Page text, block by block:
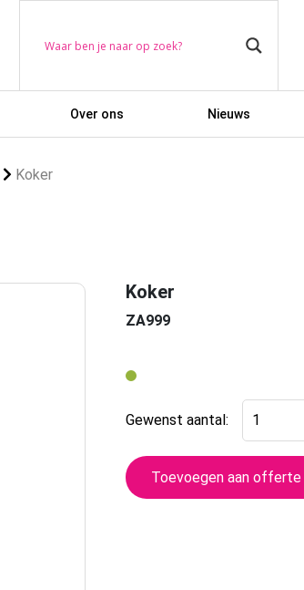
Over ons Nieuws
Koker
Koker
ZA999
Gewenst aantal:
aantal
Toevoegen aan offerte